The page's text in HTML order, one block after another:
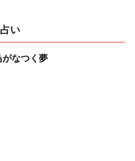
い
がなつく夢